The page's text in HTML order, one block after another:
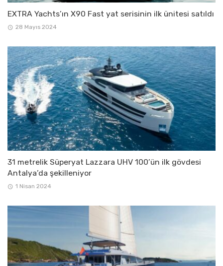
EXTRA Yachts’ın X90 Fast yat serisinin ilk ünitesi satıldı
28 Mayıs 2024
31 metrelik Süperyat Lazzara UHV 100’ün ilk gövdesi
Antalya’da şekilleniyor
1 Nisan 2024